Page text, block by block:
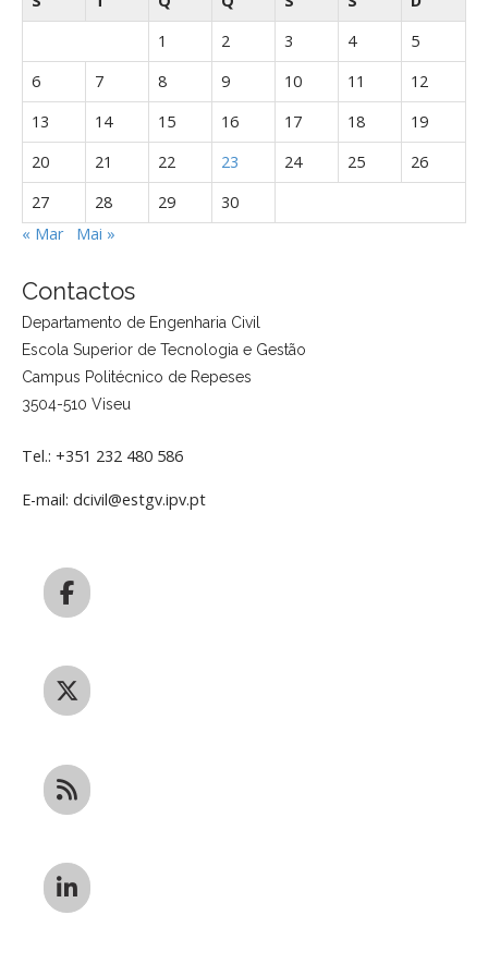
1
2 3 4
5
6
7 8 9 10 11
12
13
14 15 16 17 18
19
20
21 22 23 24 25
26
27
28 29
30
« Mar
Mai »
Contactos
Departamento de Engenharia Civil
Escola Superior de Tecnologia e Gestão
Campus Politécnico de Repeses
3504-510 Viseu
Tel.: +351 232 480 586
E-mail: dcivil@estgv.ipv.pt